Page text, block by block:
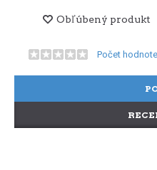
Obľúbený produkt
Počet